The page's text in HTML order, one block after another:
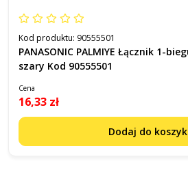
Kod produktu: 90555501
PANASONIC PALMIYE Łącznik 1-
szary Kod 90555501
Cena
16,33 zł
Dodaj do